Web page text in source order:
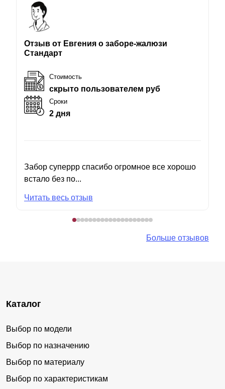
Отзыв от Евгения о заборе-жалюзи
Стандарт
Стоимость
скрыто пользователем руб
Сроки
2 дня
Забор суперрр спасибо огромное все хорошо
встало без по...
Читать весь отзыв
Больше отзывов
Каталог
Выбор по модели
Выбор по назначению
Выбор по материалу
Выбор по характеристикам